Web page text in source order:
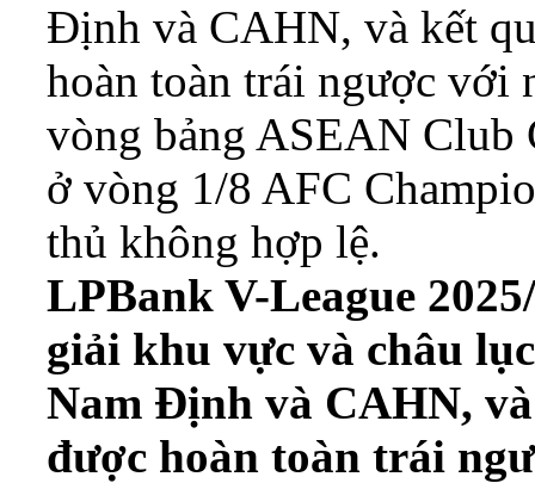
Định và CAHN, và kết
hoàn toàn trái ngược với
vòng bảng ASEAN Club
ở vòng 1/8 AFC
thủ không hợp lệ.
LPBank V-League
giải khu vực và châu
Nam Định và CAHN,
được hoàn toàn trái